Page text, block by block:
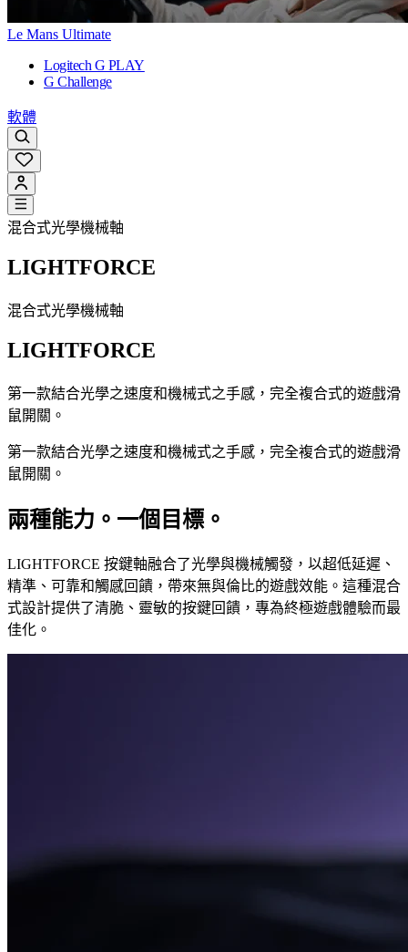
Le Mans Ultimate
Logitech G PLAY
G Challenge
軟體
混合式光學機械軸
LIGHTFORCE
混合式光學機械軸
LIGHTFORCE
第一款結合光學之速度和機械式之手感，完全複合式的遊戲滑
鼠開關。
第一款結合光學之速度和機械式之手感，完全複合式的遊戲滑
鼠開關。
兩種能力。一個目標。
LIGHTFORCE 按鍵軸融合了光學與機械觸發，以超低延遲、
精準、可靠和觸感回饋，帶來無與倫比的遊戲效能。這種混合
式設計提供了清脆、靈敏的按鍵回饋，專為終極遊戲體驗而最
佳化。